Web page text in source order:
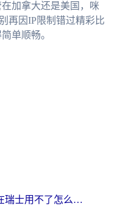
加拿大还是美国，咪
再因IP限制错过精彩比
单顺畅。
人民法院诉讼服务网在瑞士用不了怎么办？海外华人必备的回国加速指南